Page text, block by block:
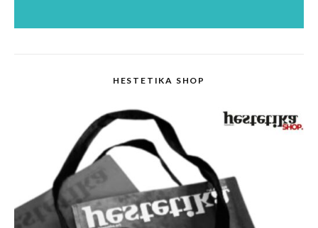
HESTETIKA SHOP